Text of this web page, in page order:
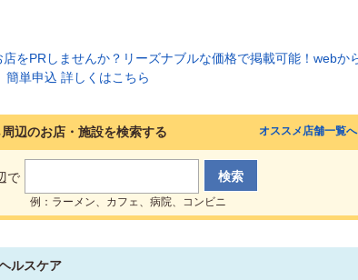
辺のお店・施設を検索する
で
例：ラーメン、カフェ、病院、コンビニ
オススメ店舗一覧へ
ルスケア